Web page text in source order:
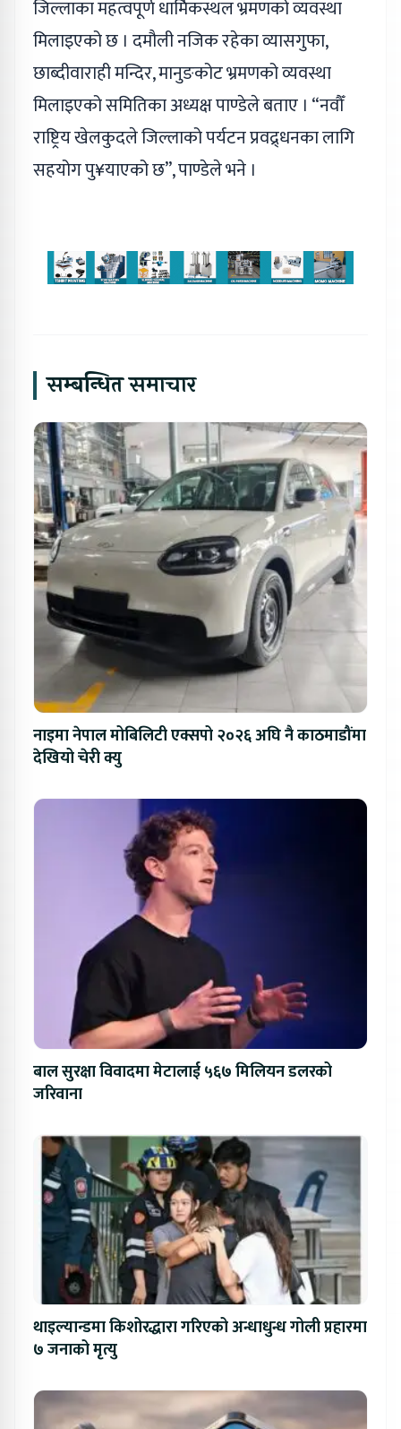
जिल्लाका महत्वपूर्ण धार्मिकस्थल भ्रमणको व्यवस्था
मिलाइएको छ । दमौली नजिक रहेका व्यासगुफा,
छाब्दीवाराही मन्दिर, मानुङकोट भ्रमणको व्यवस्था
मिलाइएको समितिका अध्यक्ष पाण्डेले बताए । “नवौँ
राष्ट्रिय खेलकुदले जिल्लाको पर्यटन प्रवद्र्धनका लागि
सहयोग पु¥याएको छ”, पाण्डेले भने ।
सम्बन्धित समाचार
नाइमा नेपाल मोबिलिटी एक्सपो २०२६ अघि नै काठमाडौंमा
देखियो चेरी क्यु
बाल सुरक्षा विवादमा मेटालाई ५६७ मिलियन डलरको
जरिवाना
थाइल्यान्डमा किशोरद्धारा गरिएको अन्धाधुन्ध गोली प्रहारमा
७ जनाको मृत्यु